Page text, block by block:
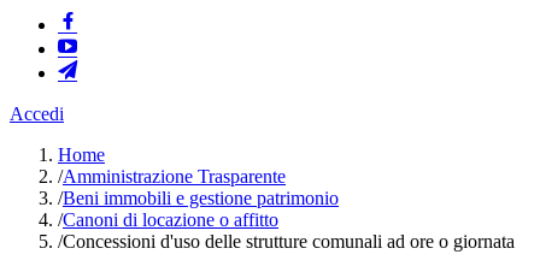
Accedi
Home
/Amministrazione Trasparente
/Beni immobili e gestione patrimonio
/Canoni di locazione o affitto
/Concessioni d'uso delle strutture comunali ad ore o giornata